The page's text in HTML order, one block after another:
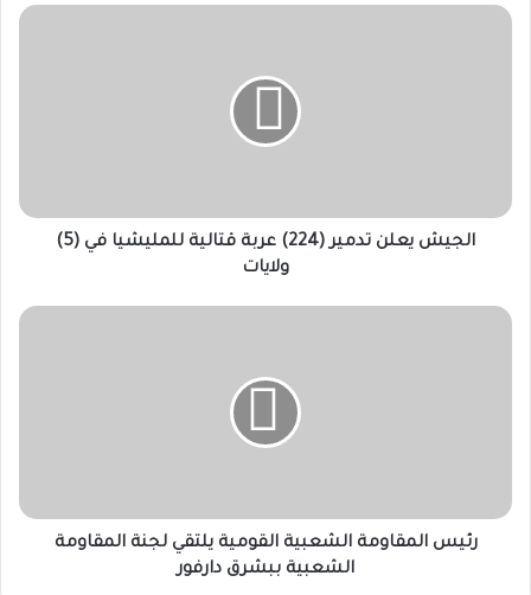
الجيش
(5)
الجيش يعلن تدمير (224) عربة قتالية للمليشيا في (5)
ولايات
رئيس
ببشرق
دارفوررئيس المقاومة الشعبية القومية يلتقي لجنة المقاومة
الشعبية ببشرق دارفور